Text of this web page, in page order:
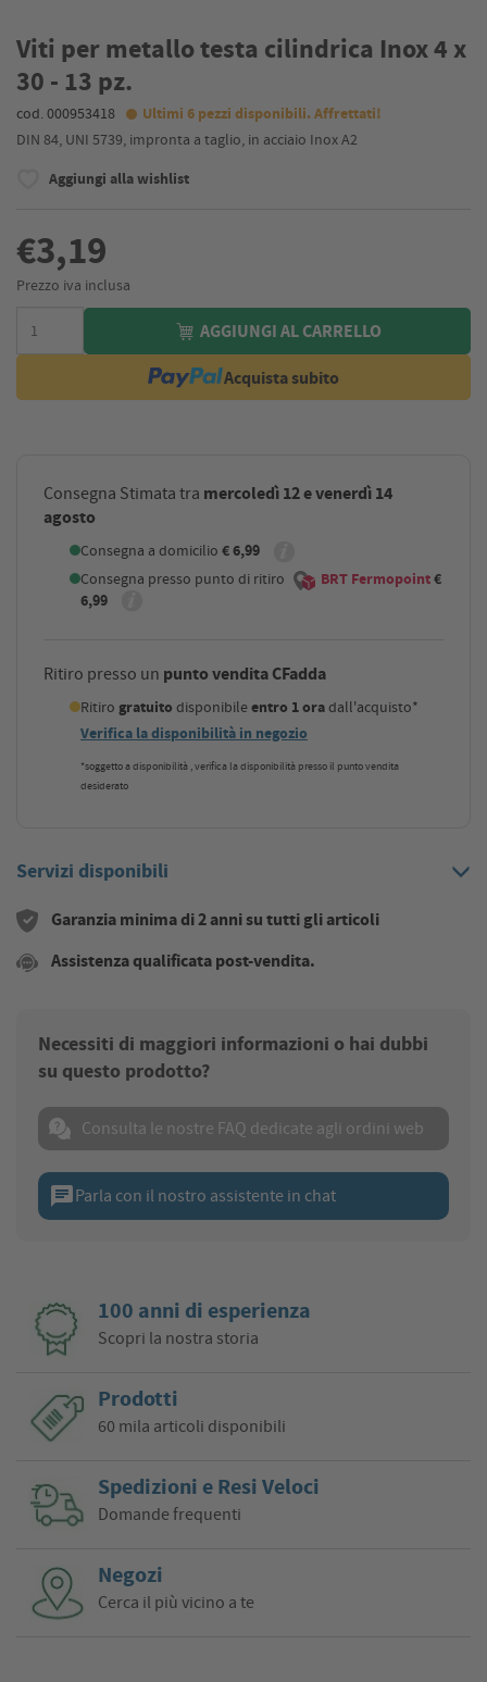
Viti per metallo testa cilindrica Inox 4 x
30 - 13 pz.
cod. 000953418 Ultimi 6 pezzi disponibili. Affrettati!
DIN 84, UNI 5739, impronta a taglio, in acciaio Inox A2
Aggiungi alla wishlist
€3,19
Prezzo iva inclusa
AGGIUNGI AL CARRELLO
Acquista subito
Consegna Stimata tra mercoledì 12 e venerdì 14
agosto
Consegna a domicilio € 6,99
Consegna presso punto di ritiro BRT Fermopoint€
6,99
Ritiro presso un punto vendita CFadda
Ritiro gratuito disponibileentro 1 oradall'acquisto*
Verifica la disponibilità in negozio
*soggetto a disponibilità , verifica la disponibilità presso il punto vendita
desiderato
Servizi disponibili
Garanzia minima di 2 anni su tutti gli articoli
Assistenza qualificata post-vendita.
Necessiti di maggiori informazioni o hai dubbi
su questo prodotto?
Consulta le nostre FAQ dedicate agli ordini web
chatParla con il nostro assistente in chat
100 anni di esperienza
Scopri la nostra storia
Prodotti
60 mila articoli disponibili
Spedizioni e Resi Veloci
Domande frequenti
Negozi
Cerca il più vicino a te